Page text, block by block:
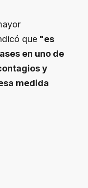
que "es
en uno de
y
medida